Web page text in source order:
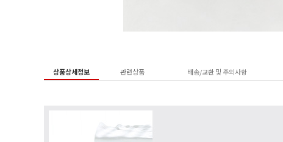
상품상세정보 관련상품 배송/교환 및 주의사항